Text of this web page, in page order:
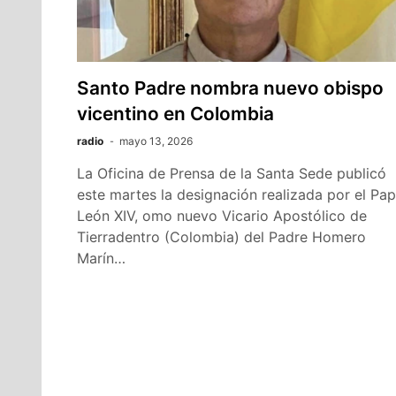
Santo Padre nombra nuevo obispo
vicentino en Colombia
radio mayo 13, 2026
La Oficina de Prensa de la Santa Sede publicó
este martes la designación realizada por el
León XIV, omo nuevo Vicario Apostólico de
Tierradentro (Colombia) del Padre Homero
Marín…